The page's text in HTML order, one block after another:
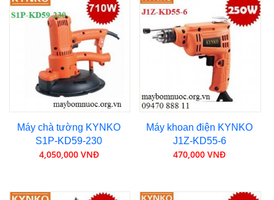
Máy chà tường KYNKO
S1P-KD59-230
4,050,000 VNĐ
Máy khoan điện KYNKO
J1Z-KD55-6
470,000 VNĐ